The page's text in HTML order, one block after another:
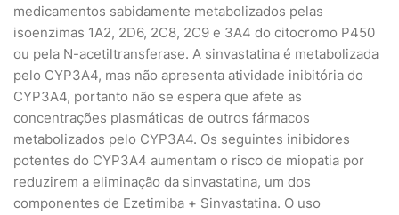
medicamentos sabidamente metabolizados pelas
isoenzimas 1A2, 2D6, 2C8, 2C9 e 3A4 do citocromo P450
ou pela N-acetiltransferase. A sinvastatina é metabolizada
pelo CYP3A4, mas não apresenta atividade inibitória do
CYP3A4, portanto não se espera que afete as
concentrações plasmáticas de outros fármacos
metabolizados pelo CYP3A4. Os seguintes inibidores
potentes do CYP3A4 aumentam o risco de miopatia por
reduzirem a eliminação da sinvastatina, um dos
componentes de Ezetimiba + Sinvastatina. O uso